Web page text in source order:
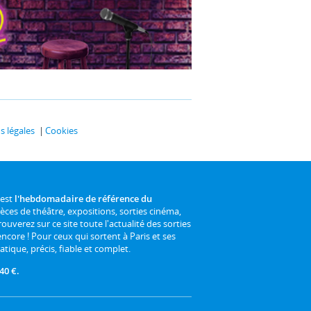
légales Cookies
l'hebdomadaire de référence du
de théâtre, expositions, sorties cinéma,
sur ce site toute l'actualité des sorties
! Pour ceux qui sortent à Paris et ses
précis, fiable et complet.
€.